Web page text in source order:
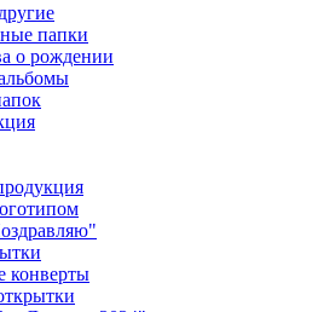
папки
о рождении
конверты